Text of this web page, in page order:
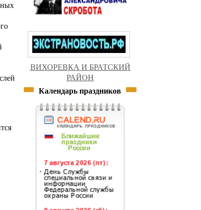
ВИХОРЕВКА И БРАТСКИЙ
РАЙОН
Календарь праздников